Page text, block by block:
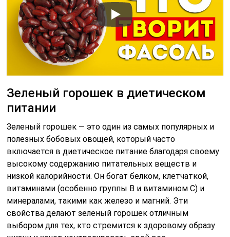
Зеленый горошек в диетическом
питании
Зеленый горошек — это один из самых популярных и
полезных бобовых овощей, который часто
включается в диетическое питание благодаря своему
высокому содержанию питательных веществ и
низкой калорийности. Он богат белком, клетчаткой,
витаминами (особенно группы B и витамином C) и
минералами, такими как железо и магний. Эти
свойства делают зеленый горошек отличным
выбором для тех, кто стремится к здоровому образу